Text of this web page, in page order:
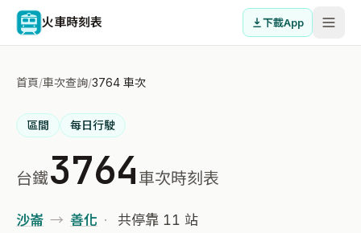
火車時刻表 下載App
首頁/車次查詢/3764 車次
區間 每日行駛
台鐵3764 車次時刻表
沙崙 → 善化 · 共停靠 11 站